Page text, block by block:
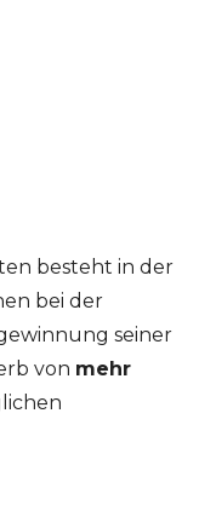
besteht in der
bei der
seiner
von mehr